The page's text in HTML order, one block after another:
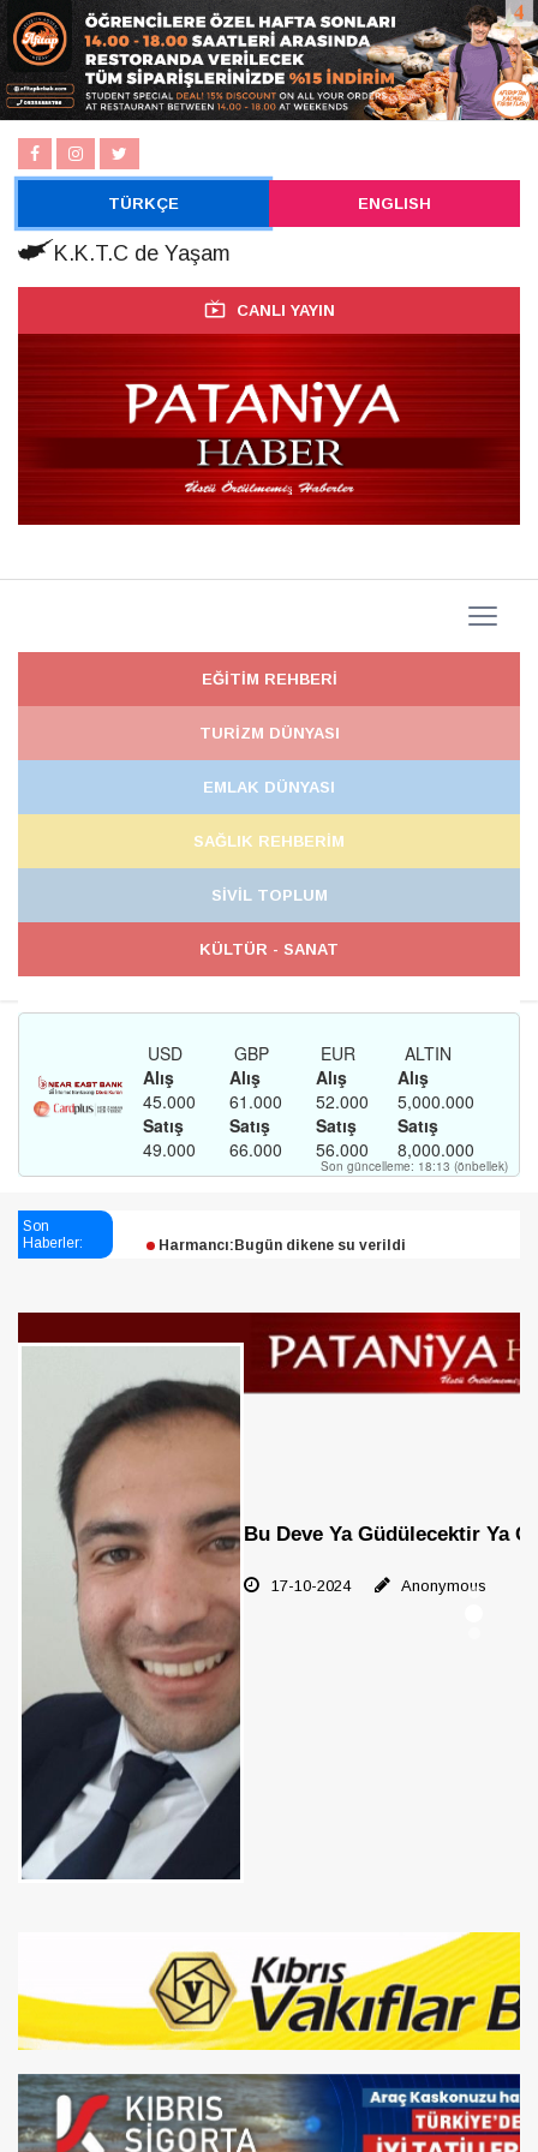
TÜRKÇE ENGLISH
K.K.T.C de Yaşam
CANLI YAYIN
EĞİTİM REHBERİ
TURİZM DÜNYASI
EMLAK DÜNYASI
SAĞLIK REHBERİM
SİVİL TOPLUM
KÜLTÜR - SANAT
Son
Haberler:
Esendağlı:Adıyaman’daki süreç sona erdi, hukuk
Harmancı:Bugün dikene su verildi
Bu Deve Ya Güdülecektir Ya
17-10-2024 Anonymous